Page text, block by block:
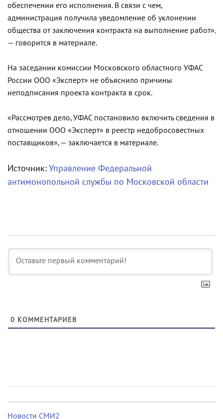
обеспечении его исполнения. В связи с чем,
администрация получила уведомление об уклонении
общества от заключения контракта на выполнение работ»,
— говорится в материале.
На заседании комиссии Московского областного УФАС
России ООО «Эксперт» не объяснило причины
неподписания проекта контракта в срок.
«Рассмотрев дело, УФАС постановило включить сведения в
отношении ООО «Эксперт» в реестр недобросовестных
поставщиков», — заключается в материале.
Источник:Управление Федеральной
антимонопольной службы по Московской области
0 КОММЕНТАРИЕВ
Новости СМИ2